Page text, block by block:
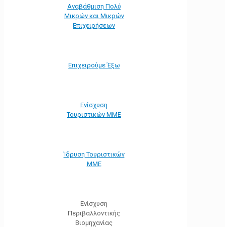
Αναβάθμιση Πολύ
Μικρών και Μικρών
Επιχειρήσεων
Επιχειρούμε Έξω
Ενίσχυση
Τουριστικών ΜΜΕ
Ίδρυση Τουριστικών
ΜΜΕ
Ενίσχυση
Περιβαλλοντικής
Βιομηχανίας